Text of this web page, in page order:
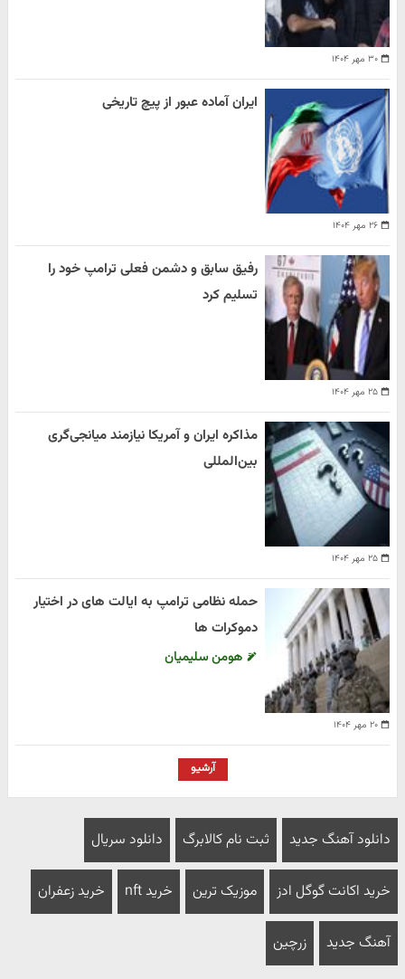
۳۰ مهر ۱۴۰۴
۲۶ مهر ۱۴۰۴
ایران آماده عبور از پیچ تاریخی
۲۵ مهر ۱۴۰۴
رفیق سابق و دشمن فعلی ترامپ خود را
تسلیم کرد
۲۵ مهر ۱۴۰۴
مذاکره ایران و آمریکا نیازمند میانجی‌گری
بین‌المللی
۲۰ مهر ۱۴۰۴
حمله نظامی ترامپ به ایالت های در اختیار
دموکرات ها
هومن سلیمیان
آرشیو
دانلود آهنگ جدید ثبت نام کالابرگ دانلود سریال
خرید اکانت گوگل ادز موزیک ترین خرید nft خرید زعفران
آهنگ جدید زرچین